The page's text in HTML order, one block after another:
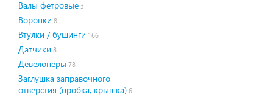
Валы фетровые 3
Воронки 8
Втулки / бушинги 166
Датчики 8
Девелоперы 78
Заглушка заправочного
отверстия (пробка, крышка) 6